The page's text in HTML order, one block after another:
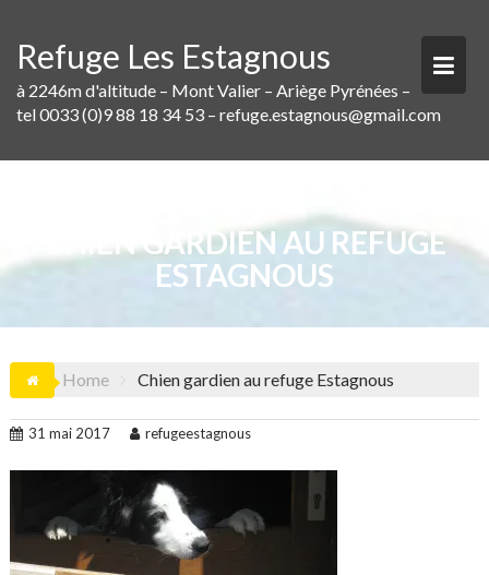
content
Refuge Les Estagnous
à 2246m d'altitude – Mont Valier – Ariège Pyrénées –
tel 0033 (0)9 88 18 34 53 – refuge.estagnous@gmail.com
CHIEN GARDIEN AU REFUGE
ESTAGNOUS
Home Chien gardien au refuge Estagnous
31 mai 2017 refugeestagnous